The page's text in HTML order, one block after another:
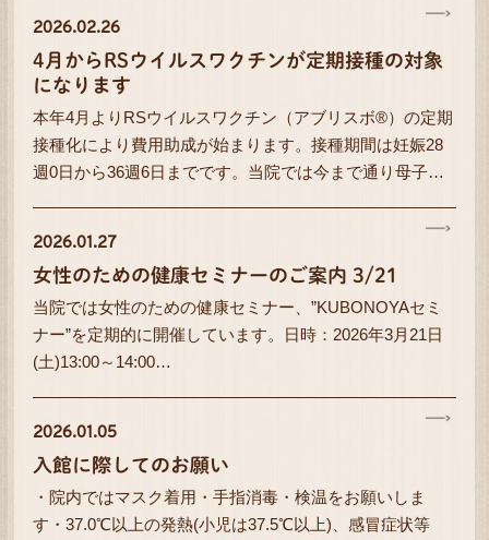
2026.02.26
4月からRSウイルスワクチンが定期接種の対象
になります
本年4月よりRSウイルスワクチン（アブリスボ®）の定期
接種化により費用助成が始まります。接種期間は妊娠28
週0日から36週6日までです。当院では今まで通り母子…
2026.01.27
女性のための健康セミナーのご案内 3/21
当院では女性のための健康セミナー、”KUBONOYAセミ
ナー”を定期的に開催しています。日時：2026年3月21日
(土)13:00～14:00…
2026.01.05
入館に際してのお願い
・院内ではマスク着用・手指消毒・検温をお願いしま
す・37.0℃以上の発熱(小児は37.5℃以上)、感冒症状等